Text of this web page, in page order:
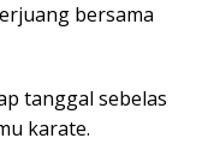
bersama
tanggal sebelas
karate.